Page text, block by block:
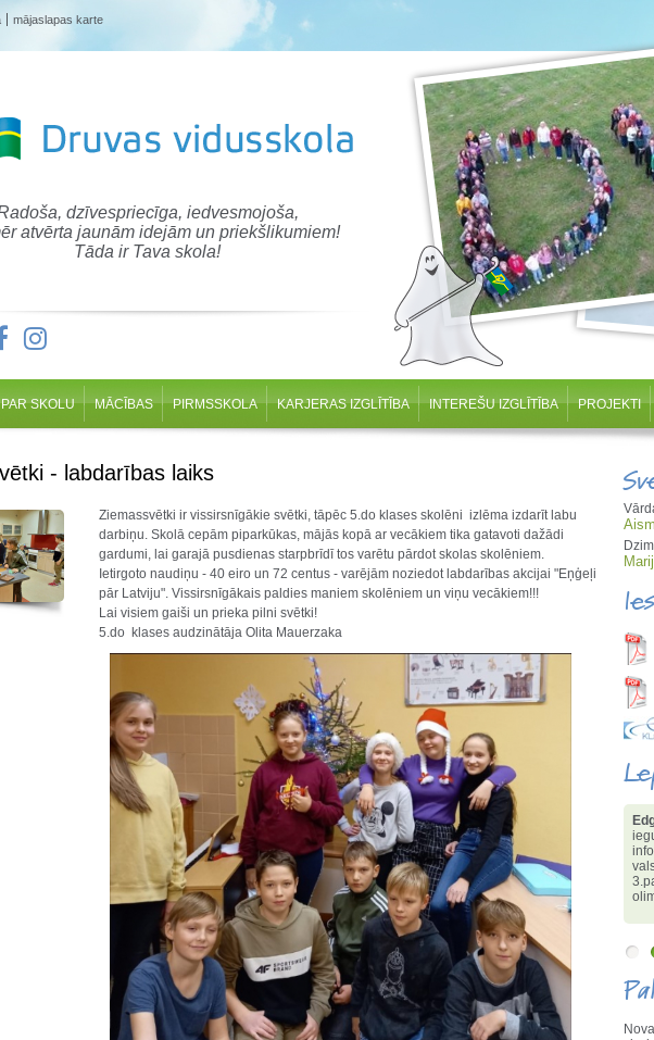
mājaslapas karte
dzīvespriecīga, iedvesmojoša,
atvērta jaunām idejām un priekšlikumiem!
Tāda ir Tava skola!
PAR SKOLU MĀCĪBAS PIRMSSKOLA KARJERAS IZGLĪTĪBA INTEREŠU IZGLĪTĪBA PROJEKTI
- labdarības laiks
Ziemassvētki ir vissirsnīgākie svētki, tāpēc 5.do klases skolēni izlēma izdarīt labu
darbiņu. Skolā cepām piparkūkas, mājās kopā ar vecākiem tika gatavoti dažādi
gardumi, lai garajā pusdienas starpbrīdī tos varētu pārdot skolas skolēniem.
Ietirgoto naudiņu - 40 eiro un 72 centus - varējām noziedot labdarības akcijai "Eņģeļi
pār Latviju". Vissirsnīgākais paldies maniem skolēniem un viņu vecākiem!!!
Lai visiem gaiši un prieka pilni svētki!
5.do klases audzinātāja Olita Mauerzaka